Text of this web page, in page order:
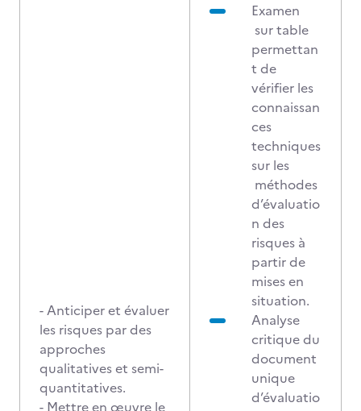
- Anticiper et évaluer
les risques par des
approches
qualitatives et semi-
quantitatives.
- Mettre en œuvre le
Examen
sur table
permettan
t de
vérifier les
connaissan
ces
techniques
sur les
méthodes
d’évaluatio
n des
risques à
partir de
mises en
situation.
Analyse
critique du
document
unique
d’évaluatio